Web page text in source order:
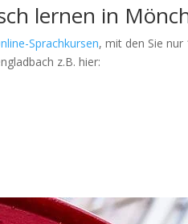
lernen in
Sprachkursen, mit den Sie
z.B. hier: